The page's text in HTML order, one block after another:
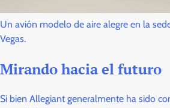
Un avión modelo de aire alegre en la
Vegas.
Mirando hacia el futuro
Si bien Allegiant generalmente ha sido